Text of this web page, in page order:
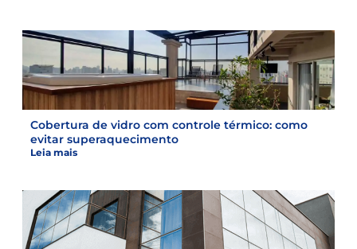
Cobertura de vidro com controle térmico: como
evitar superaquecimento
Leia mais